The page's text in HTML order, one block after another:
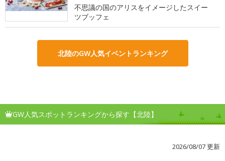
不思議の国のアリスをイメージしたスイー
ツブッフェ
北陸のGW人気イベントランキング
GW人気スポットランキングから探す【北陸】
2026/08/07 更新